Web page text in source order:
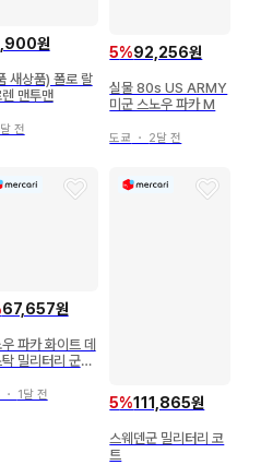
원
새상품) 폴로 랄
맨투맨
전
5%92,256원
실물 80s US ARMY
미군 스노우 파카 M
도쿄 ・ 2달 전
67,657원
파카 화이트 데
밀리터리 군용
・ 1달 전 5%111,865원
스웨덴군 밀리터리 코
트